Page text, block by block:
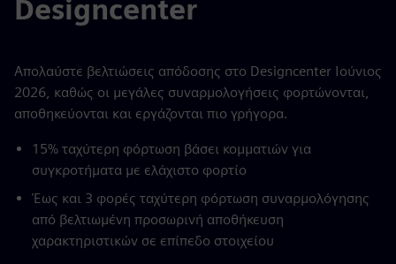
Designcenter
Απολαύστε βελτιώσεις απόδοσης στο Designcenter Ιούνιος
2026, καθώς οι μεγάλες συναρμολογήσεις φορτώνονται,
αποθηκεύονται και εργάζονται πιο γρήγορα.
15% ταχύτερη φόρτωση βάσει κομματιών για
συγκροτήματα με ελάχιστο φορτίο
Έως και 3 φορές ταχύτερη φόρτωση συναρμολόγησης
από βελτιωμένη προσωρινή αποθήκευση
χαρακτηριστικών σε επίπεδο στοιχείου